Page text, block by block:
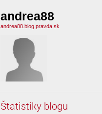
andrea88
andrea88.blog.pravda.sk
Štatistiky blogu